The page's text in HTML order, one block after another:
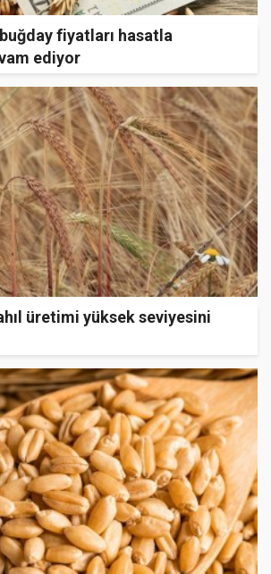
fiyatları hasatla
ediyor
üretimi yüksek seviyesini